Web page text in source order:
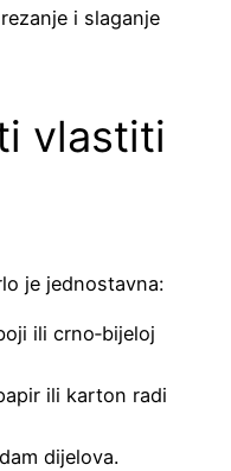
i slaganje
vlastiti
je jednostavna:
ili crno‑bijeloj
ili karton radi
dijelova.